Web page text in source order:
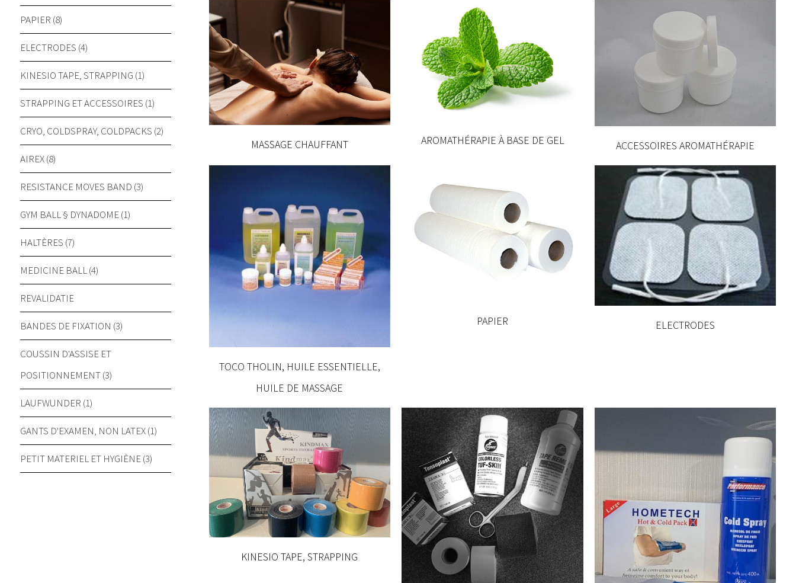
PAPIER (8)
ELECTRODES (4)
KINESIO TAPE, STRAPPING (1)
STRAPPING ET ACCESSOIRES (1)
CRYO, COLDSPRAY, COLDPACKS (2)
AIREX (8)
RESISTANCE MOVES BAND (3)
GYM BALL § DYNADOME (1)
HALTÈRES (7)
MEDICINE BALL (4)
REVALIDATIE
BANDES DE FIXATION (3)
COUSSIN D'ASSISE ET
POSITIONNEMENT (3)
LAUFWUNDER (1)
GANTS D'EXAMEN, NON LATEX (1)
PETIT MATERIEL ET HYGIÈNE (3)
MASSAGE CHAUFFANT AROMATHÉRAPIE À BASE DE GEL ACCESSOIRES AROMATHÉRAPIE
TOCO THOLIN, HUILE ESSENTIELLE,
HUILE DE MASSAGE
PAPIER ELECTRODES
KINESIO TAPE, STRAPPING